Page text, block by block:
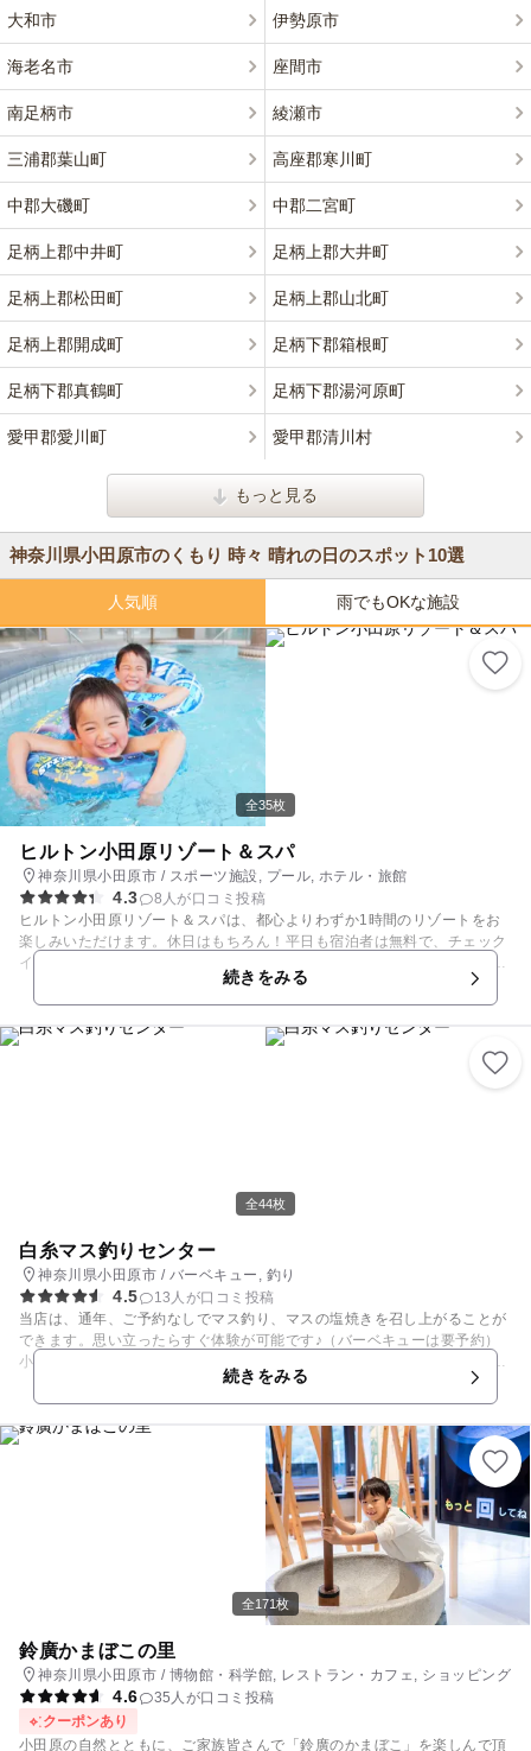
大和市 伊勢原市
海老名市 座間市
南足柄市 綾瀬市
三浦郡葉山町 高座郡寒川町
中郡大磯町 中郡二宮町
足柄上郡中井町 足柄上郡大井町
足柄上郡松田町 足柄上郡山北町
足柄上郡開成町 足柄下郡箱根町
足柄下郡真鶴町 足柄下郡湯河原町
愛甲郡愛川町 愛甲郡清川村
もっと見る
神奈川県小田原市のくもり 時々 晴れの日のスポット10選
人気順 雨でもOKな施設
全35枚
ヒルトン小田原リゾート＆スパ
神奈川県小田原市 / スポーツ施設, プール, ホテル・旅館
4.3
8人が口コミ投稿
ヒルトン小田原リゾート＆スパは、都心よりわずか1時間のリゾートをお
楽しみいただけます。休日はもちろん！平日も宿泊者は無料で、チェック
イン前・チェックイン後もプールや温泉をご利用いただけます。さらに、
レジャー施設も充実♪お出かけにぜひご利用ください。 暑すぎる日も雨の
日も安心の室内プールも含め、大小10種類のプールでスイミングを楽しめ
ます。25mスイミングプール、サウナ（ドライ・スチーム）などもあり、
家族みんなでリフレッシュ♪ 宿泊施設は、全163室が相模湾を望むオーシ
ャンビューで、愛犬と宿泊できるドッグフレンドリールームや広々とした
和洋室ルームなどがあり、レストランでは旬の味覚や地元で採れた食材、
スポーツ・レジャー施設も充実しています。※一部のスポーツやアクティ
ての交通機関でのアクセスが良く、JR小田原駅から無料シャトルバス（平
日のみ運行）またはタクシーで約20分、最寄りの根府川駅からは無料シャ
トルバスが毎日運行しており約5分の丘の上に位置し、元箱根や芦ノ湖ま
でも約20kmと観光にも便利なロケーションにあります。
続きをみる
全44枚
白糸マス釣りセンター
神奈川県小田原市 / バーベキュー, 釣り
4.5
13人が口コミ投稿
当店は、通年、ご予約なしでマス釣り、マスの塩焼きを召し上がることが
できます。思い立ったらすぐ体験が可能です♪（バーベキューは要予約）
小さなお子様から大人の方まで、手ぶらで、清流釣り、池釣り、どちらも
楽しめます。 釣りたてのお魚の塩焼きは、新鮮でとてもおいしいですよ。
売店にて、一匹につき150円でお焼き致します。（予約不要） 事前のご予
約で、バーベキューも楽しめます。ご家族やお友達同士で、また団体様の
ご予約も承っております。また、雨の日でも、バーベキューが可能なスペ
ースもございます。(雨や川の状況によっては出来ない場合もありますの
方の方でも手ぶらでお気軽にお立ち寄りください☆ 【釣り情報】 釣竿レ
ンタル/あり 釣った魚を食べる施設/あり ※ビール、ノンアルコール、酎ハ
イ、ジュース、お茶等売店で販売しております。
続きをみる
全171枚
鈴廣かまぼこの里
神奈川県小田原市 / 博物館・科学館, レストラン・カフェ, ショッピング
4.6
35人が口コミ投稿
クーポンあり
小田原の自然とともに、ご家族皆さんで「鈴廣のかまぼこ」を楽しんで頂